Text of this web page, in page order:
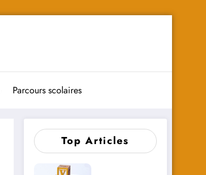
Parcours scolaires
Top Articles